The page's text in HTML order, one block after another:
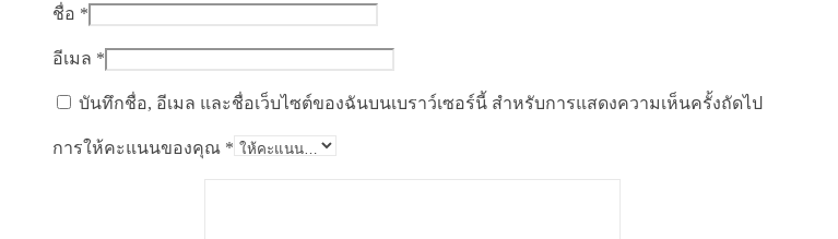
ชื่อ *
อีเมล *
บันทึกชื่อ, อีเมล และชื่อเว็บไซต์ของฉันบนเบราว์เซอร์นี้ สำหรับการแสดงความเห็นครั้งถัดไป
การให้คะแนนของคุณ *